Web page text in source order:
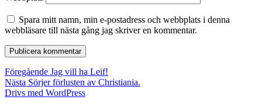
Spara mitt namn, min e-postadress och webbplats i denna
webbläsare till nästa gång jag skriver en kommentar.
Inläggsnavigering
Föregående Föregående
inlägg:
Jag vill ha Leif!
Nästa Nästa
inlägg:
Sörjer förlusten av Christiania.
Drivs med WordPress